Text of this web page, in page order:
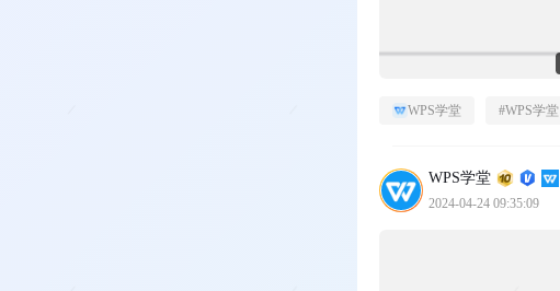
WPS学堂 #WPS学堂
WPS学堂
2024-04-24 09:35:09